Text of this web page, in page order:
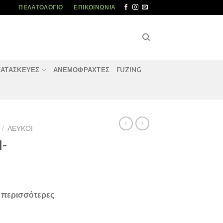
ΠΕΛΑΤΟΛΌΓΙΟ ΕΠΙΚΟΙΝΩΝΊΑ
ΑΝΕΜΟΦΡΑΧΤΕΣ FUZING
/ ΛΕΥΚΟΊ